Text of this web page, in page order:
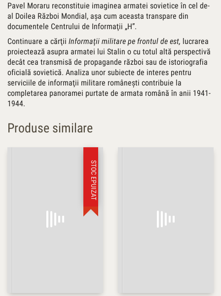
Pavel Moraru reconstituie imaginea armatei sovietice în cel de-
al Doilea Război Mondial, aşa cum aceasta transpare din
documentele Centrului de Informaţii „H”.
Continuare a cărţii Informaţii militare pe frontul de est, lucrarea
proiectează asupra armatei lui Stalin o cu totul altă perspectivă
decât cea transmisă de propagande război sau de istoriografia
oficială sovietică. Analiza unor subiecte de interes pentru
serviciile de informaţii militare româneşti contribuie la
completarea panoramei purtate de armata română în anii 1941-
1944.
Produse similare
STOC EPUIZAT